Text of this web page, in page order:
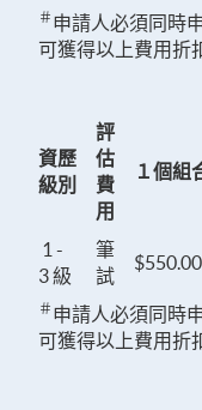
＃ 申請人必須同時
可獲得以上費用折
資歷
級別
評
估
費
用
１個組
1 -
3 級
筆
試
$550.00
＃ 申請人必須同時
可獲得以上費用折